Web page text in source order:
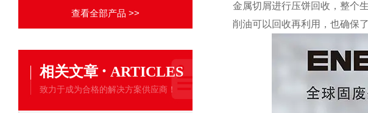
查看全部产品 >>
相关文章 · ARTICLES
致力于成为合格的解决方案供应商！
金属切屑进行压饼回收，整个
削油可以回收再利用，也确保